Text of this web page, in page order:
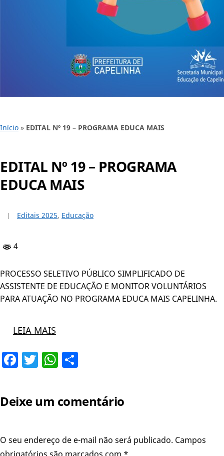
Início » EDITAL Nº 19 – PROGRAMA EDUCA MAIS
EDITAL Nº 19 – PROGRAMA
EDUCA MAIS
Editais 2025, Educação
4
PROCESSO SELETIVO PÚBLICO SIMPLIFICADO DE
ASSISTENTE DE EDUCAÇÃO E MONITOR VOLUNTÁRIOS
PARA ATUAÇÃO NO PROGRAMA EDUCA MAIS CAPELINHA.
LEIA MAIS
Facebook
TwitterWhatsApp
Deixe um comentário
O seu endereço de e-mail não será publicado. Campos